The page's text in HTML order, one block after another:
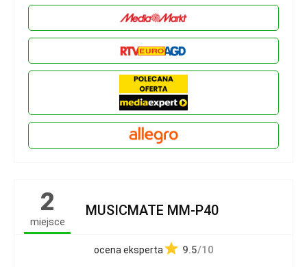
2
miejsce
MUSICMATE MM-P40
ocena eksperta 9.5/10